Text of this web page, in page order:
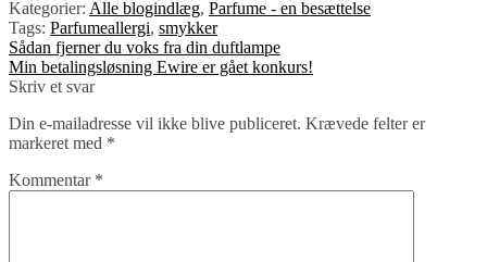
Kategorier: Alle blogindlæg, Parfume - en besættelse
Tags: Parfumeallergi, smykker
Indlægsnavigation
Forrige
indlæg:
Sådan fjerner du voks fra din duftlampe
Næste
indlæg:
Min betalingsløsning Ewire er gået konkurs!
Skriv et svar
Din e-mailadresse vil ikke blive publiceret. Krævede felter er
markeret med *
Kommentar *